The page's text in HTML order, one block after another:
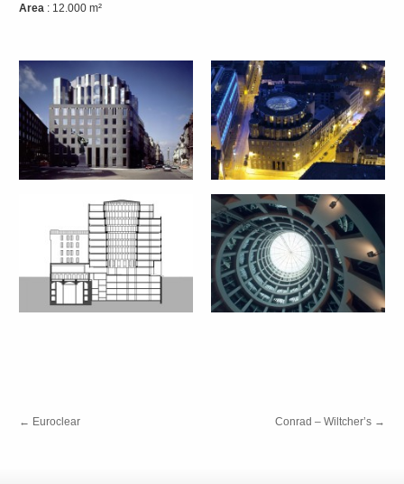
Area : 12.000 m²
← Euroclear Conrad – Wiltcher’s →